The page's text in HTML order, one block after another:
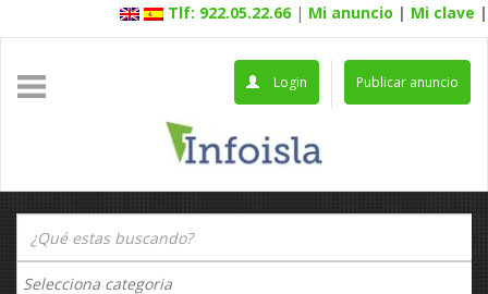
Tlf: 922.05.22.66 | Mi anuncio | Mi clave |
Publicar anuncio
Login